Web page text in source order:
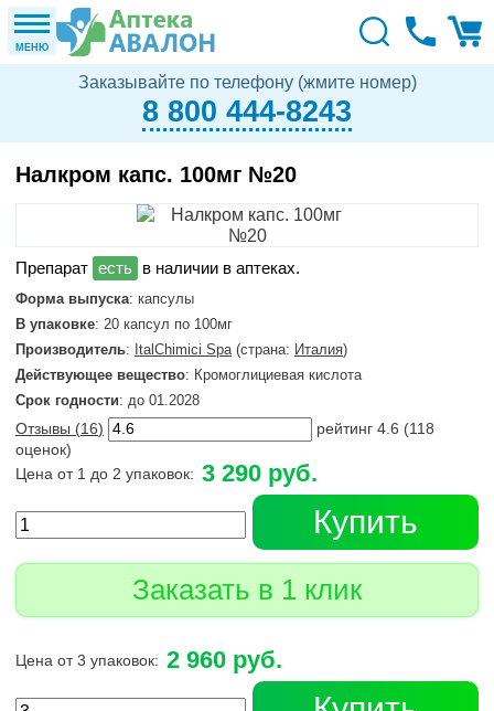
МЕНЮ
Заказывайте по телефону (жмите номер)
8 800 444-8243
Налкром капс. 100мг №20
в наличии в аптеках.
Форма выпуска: капсулы
В упаковке: 20 капсул по 100мг
Производитель: ItalChimici Spa(страна: Италия)
Действующее вещество: Кромоглициевая кислота
Срок годности: до 01.2028
Отзывы (16) рейтинг 4.6 (118
оценок)
Цена от 1 до 2 упаковок: 3 290 руб.
Купить
Заказать в 1 клик
Цена от 3 упаковок: 2 960 руб.